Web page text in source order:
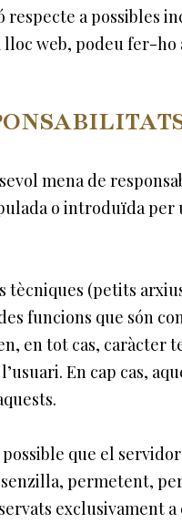
respecte a
web, podeu fer-
mena de
o introduïda
(petits
funcions que són
en tot cas, caràcter
En cap cas,
que el
permetent,
exclusivament